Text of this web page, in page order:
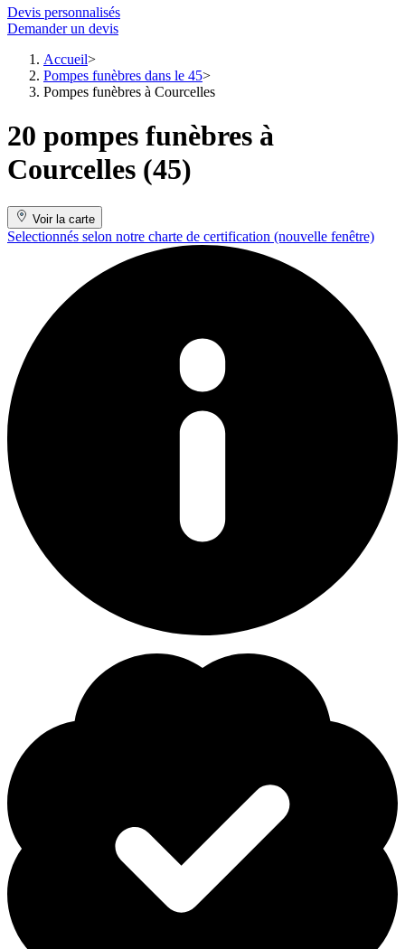
Devis personnalisés
Demander un devis
Accueil
Pompes funèbres dans le 45
Pompes funèbres à Courcelles
20 pompes funèbres à
Courcelles (45)
Voir la carte
Selectionnés selon notre charte de certification (nouvelle fenêtre)